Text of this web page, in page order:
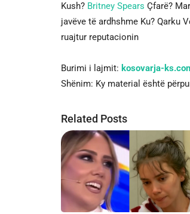
Kush? Britney Spears Çfarë?
javëve të ardhshme Ku? Qarku
ruajtur reputacionin
Burimi i lajmit: kosovarja-
Shënim: Ky material është
Related Posts